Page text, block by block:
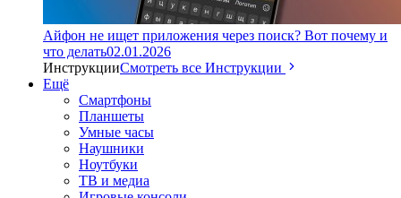
Айфон не ищет приложения через поиск? Вот почему и
что делать02.01.2026
ИнструкцииСмотреть все Инструкции
Ещё
Смартфоны
Планшеты
Умные часы
Наушники
Ноутбуки
ТВ и медиа